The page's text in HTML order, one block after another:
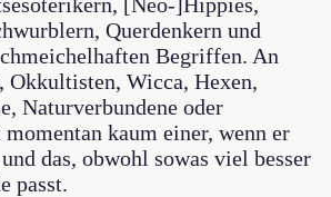
Querdenkern und
Begriffen. An
Wicca, Hexen,
Naturverbundene oder
momentan kaum einer, wenn er
das, obwohl sowas viel besser
passt.